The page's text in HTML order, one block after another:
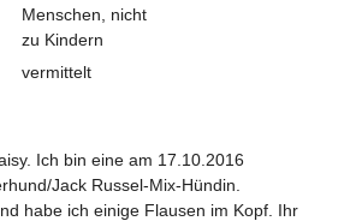
Menschen, nicht
zu Kindern
vermittelt
Ich bin eine am 17.10.2016
Jack Russel-Mix-Hündin.
habe ich einige Flausen im Kopf. Ihr